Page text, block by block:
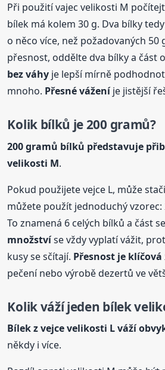
Při použití vajec velikosti M
bílek má kolem 30 g. Dva bílky
o něco více, než požadovaných
přesnost, oddělte dva bílky a část
bez váhy je lepší mírně
mnoho. Přesné váženíje jistější
Kolik bílků je 200 gramů?
200 gramů bílků představuje
velikosti M.
Pokud použijete vejce L, může
můžete použít jednoduchý vzorec:
To znamená 6 celých bílků a část
množstvíse vždy vyplatí vážit,
kusy se sčítají. Přesnost je klíčová
pečení nebo výrobě dezertů ve
Kolik váží jeden bílek
Bílek z vejce velikosti L váží
někdy i více.